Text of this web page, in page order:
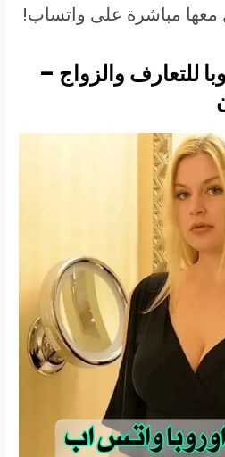
معها مباشرة على واتساب!
للتعارف والزواج –